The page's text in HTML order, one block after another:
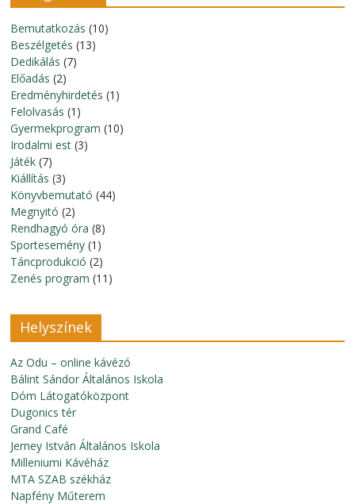
Bemutatkozás (10)
Beszélgetés (13)
Dedikálás (7)
Előadás (2)
Eredményhirdetés (1)
Felolvasás (1)
Gyermekprogram (10)
Irodalmi est (3)
Játék (7)
Kiállítás (3)
Könyvbemutató (44)
Megnyitó (2)
Rendhagyó óra (8)
Sportesemény (1)
Táncprodukció (2)
Zenés program (11)
Helyszínek
Az Odu – online kávézó
Bálint Sándor Általános Iskola
Dóm Látogatóközpont
Dugonics tér
Grand Café
Jerney István Általános Iskola
Milleniumi Kávéház
MTA SZAB székház
Napfény Műterem